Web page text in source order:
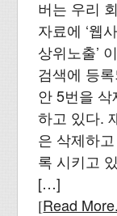
버는 우리
자료에 ‘웹
상위노출’
검색에 등
안 5번을
하고 있다.
은 삭제하
록 시키고
[…]
[Read